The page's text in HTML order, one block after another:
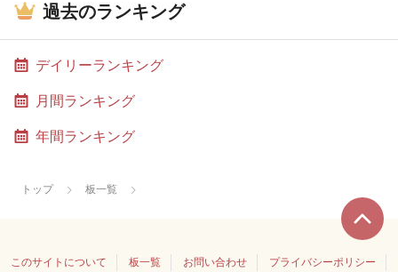
過去のランキング
デイリーランキング
月間ランキング
年間ランキング
トップ 板一覧
このサイトについて 板一覧 お問い合わせ プライバシーポリシー